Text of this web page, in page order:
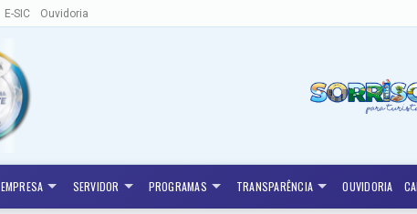
E-SIC Ouvidoria
EMPRESA SERVIDOR PROGRAMAS TRANSPARÊNCIA OUVIDORIA